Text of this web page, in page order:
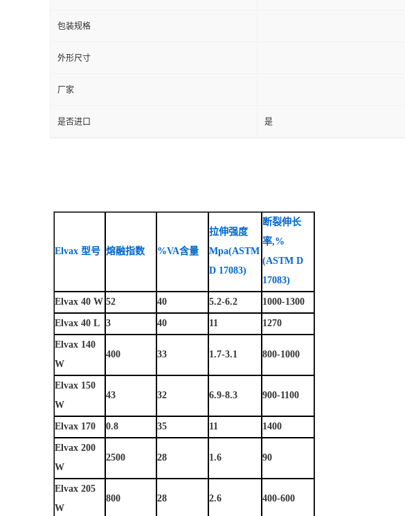
包装规格
外形尺寸
厂家
是否进口 是
Elvax 型号 熔融指数 %VA含量
拉伸强度
Mpa(ASTM
D 17083)
断裂伸长
率,%
(ASTM D
17083)
Elvax 40 W 52 40 5.2-6.2 1000-1300
Elvax 40 L 3 40 11 1270
Elvax 140
W
400 33 1.7-3.1 800-1000
Elvax 150
W
43 32 6.9-8.3 900-1100
Elvax 170 0.8 35 11 1400
Elvax 200
W
2500 28 1.6 90
Elvax 205
W
800 28 2.6 400-600